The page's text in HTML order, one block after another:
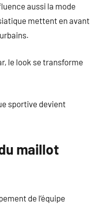
aussi la mode
mettent en avant
le look se transforme
sportive devient
maillot
de l’équipe